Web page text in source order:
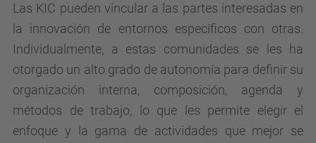
Las KIC pueden vincular a las partes interesadas en
la innovación de entornos específicos con otras.
Individualmente, a estas comunidades se les ha
otorgado un alto grado de autonomía para definir su
organización interna, composición, agenda y
métodos de trabajo, lo que les permite elegir el
enfoque y la gama de actividades que mejor se